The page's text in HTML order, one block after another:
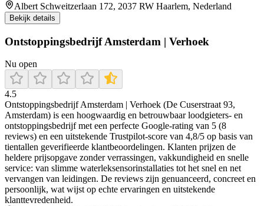
Albert Schweitzerlaan 172, 2037 RW Haarlem, Nederland
Bekijk details
Ontstoppingsbedrijf Amsterdam | Verhoek
Nu open
4.5
Ontstoppingsbedrijf Amsterdam | Verhoek (De Cuserstraat 93,
Amsterdam) is een hoogwaardig en betrouwbaar loodgieters- en
ontstoppingsbedrijf met een perfecte Google-rating van 5 (8
reviews) en een uitstekende Trustpilot-score van 4,8/5 op basis van
tientallen geverifieerde klantbeoordelingen. Klanten prijzen de
heldere prijsopgave zonder verrassingen, vakkundigheid en snelle
service: van slimme waterleksensorinstallaties tot het snel en net
vervangen van leidingen. De reviews zijn genuanceerd, concreet en
persoonlijk, wat wijst op echte ervaringen en uitstekende
klanttevredenheid.